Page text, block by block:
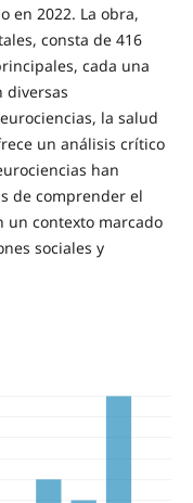
en 2022. La obra,
consta de 416
cada una
diversas
la salud
un análisis crítico
han
de comprender el
un contexto marcado
sociales y